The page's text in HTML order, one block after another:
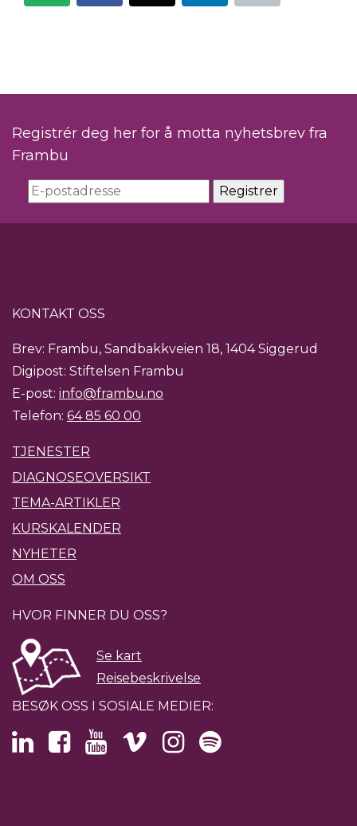
Registrér deg her for å motta nyhetsbrev fra
Frambu
KONTAKT OSS
Brev: Frambu, Sandbakkveien 18, 1404 Siggerud
Digipost: Stiftelsen Frambu
E-post: info@frambu.no
Telefon: 64 85 60 00
TJENESTER
DIAGNOSEOVERSIKT
TEMA-ARTIKLER
KURSKALENDER
NYHETER
OM OSS
HVOR FINNER DU OSS?
Se kart
Reisebeskrivelse
BESØK OSS I SOSIALE MEDIER: